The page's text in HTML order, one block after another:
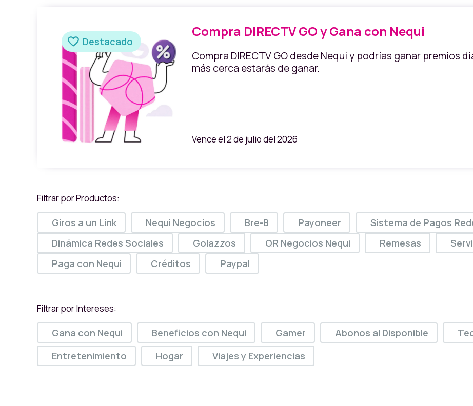
Destacado
Compra DIRECTV GO y Gana con Nequi
Compra DIRECTV GO desde Nequi y podrías ganar premios
más cerca estarás de ganar.
Vence el 2 de julio del 2026
Filtrar por Productos:
Giros a un Link Nequi Negocios Bre-B Payoneer Sistema de Pagos
Dinámica Redes Sociales
Golazzos QR Negocios Nequi Remesas
Paga con Nequi
Créditos Paypal
Filtrar por Intereses:
Gana con Nequi Beneficios con Nequi Gamer Abonos al Disponible
Entretenimiento
Hogar Viajes y Experiencias